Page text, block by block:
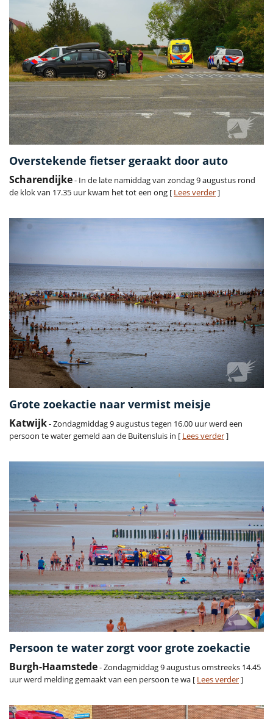
Overstekende fietser geraakt door auto
Scharendijke- In de late namiddag van zondag 9 augustus rond
de klok van 17.35 uur kwam het tot een ong [ Lees verder]
Grote zoekactie naar vermist meisje
Katwijk- Zondagmiddag 9 augustus tegen 16.00 uur werd een
persoon te water gemeld aan de Buitensluis in [ Lees verder]
Persoon te water zorgt voor grote zoekactie
Burgh-Haamstede- Zondagmiddag 9 augustus omstreeks 14.45
uur werd melding gemaakt van een persoon te wa [ Lees verder]